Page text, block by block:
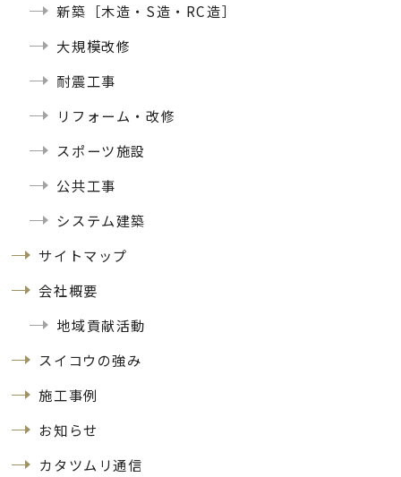
新築［木造・S造・RC造］
大規模改修
耐震工事
リフォーム・改修
スポーツ施設
公共工事
システム建築
サイトマップ
会社概要
地域貢献活動
スイコウの強み
施工事例
お知らせ
カタツムリ通信